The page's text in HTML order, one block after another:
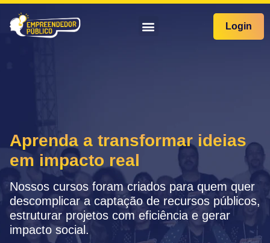
Login
Aprenda a transformar ideias
em impacto real
Nossos cursos foram criados para quem quer
descomplicar a captação de recursos públicos,
estruturar projetos com eficiência e gerar
impacto social.